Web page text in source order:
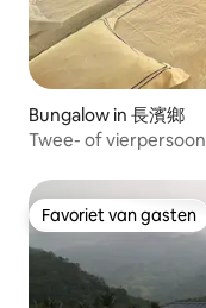
Bungalow in 長濱鄉
Twee- of
hangmat,
parkeergelegenheid,
Favoriet van gasten
Favoriet van gasten